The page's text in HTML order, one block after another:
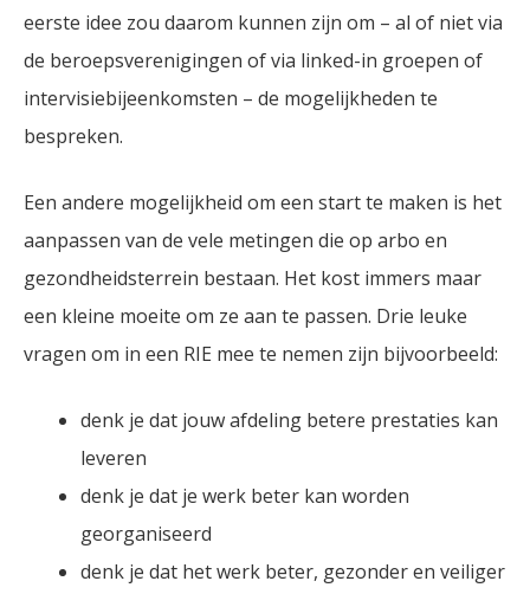
eerste idee zou daarom kunnen zijn om – al of niet via
de beroepsverenigingen of via linked-in groepen of
intervisiebijeenkomsten – de mogelijkheden te
bespreken.
Een andere mogelijkheid om een start te maken is het
aanpassen van de vele metingen die op arbo en
gezondheidsterrein bestaan. Het kost immers maar
een kleine moeite om ze aan te passen. Drie leuke
vragen om in een RIE mee te nemen zijn bijvoorbeeld:
denk je dat jouw afdeling betere prestaties kan
leveren
denk je dat je werk beter kan worden
georganiseerd
denk je dat het werk beter, gezonder en veiliger